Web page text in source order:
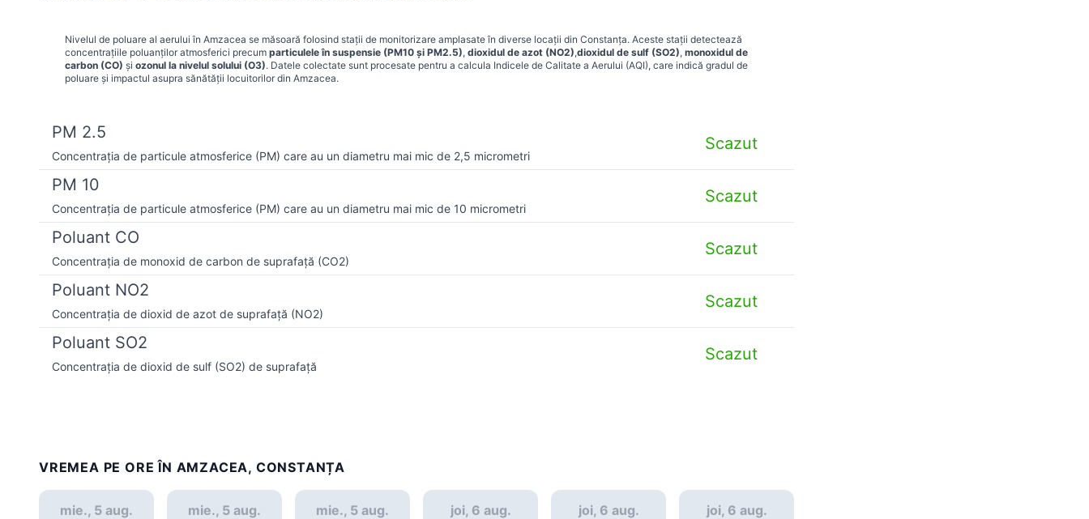
Nivelul de poluare al aerului în Amzacea se măsoară folosind stații de monitorizare amplasate în diverse locații din Constanța. Aceste stații detectează
concentrațiile poluanților atmosferici precum particulele în suspensie (PM10 și PM2.5), dioxidul de azot (NO2),dioxidul de sulf (SO2), monoxidul de
carbon (CO) și ozonul la nivelul solului (O3). Datele colectate sunt procesate pentru a calcula Indicele de Calitate a Aerului (AQI), care indică gradul de
poluare și impactul asupra sănătății locuitorilor din Amzacea.
PM 2.5
Concentrația de particule atmosferice (PM) care au un diametru mai mic de 2,5 micrometri
Scazut
PM 10
Concentrația de particule atmosferice (PM) care au un diametru mai mic de 10 micrometri
Scazut
Poluant CO
Concentrația de monoxid de carbon de suprafață (CO2)
Scazut
Poluant NO2
Concentrația de dioxid de azot de suprafață (NO2)
Scazut
Poluant SO2
Concentrația de dioxid de sulf (SO2) de suprafață
Scazut
VREMEA PE ORE ÎN AMZACEA, CONSTANȚA
mie., 5 aug.
mie., 5 aug.
mie., 5 aug.
joi, 6 aug.
joi, 6 aug.
joi, 6 aug.